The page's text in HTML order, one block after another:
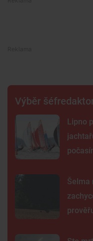
Výběr
Lipno
Šelma